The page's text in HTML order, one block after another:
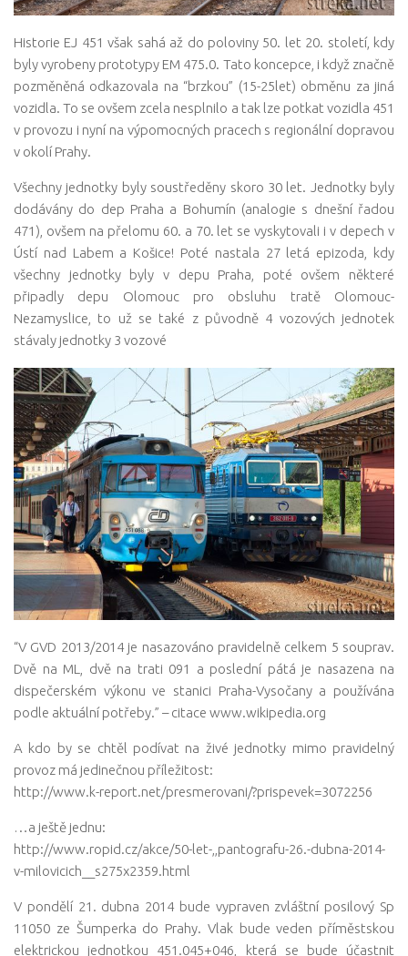
Historie EJ 451 však sahá až do poloviny 50. let 20. století, kdy
byly vyrobeny prototypy EM 475.0. Tato koncepce, i když značně
pozměněná odkazovala na “brzkou” (15-25let) obměnu za jiná
vozidla. To se ovšem zcela nesplnilo a tak lze potkat vozidla 451
v provozu i nyní na výpomocných pracech s regionální dopravou
v okolí Prahy.
Všechny jednotky byly soustředěny skoro 30 let. Jednotky byly
dodávány do dep Praha a Bohumín (analogie s dnešní řadou
471), ovšem na přelomu 60. a 70. let se vyskytovali i v depech v
Ústí nad Labem a Košice! Poté nastala 27 letá epizoda, kdy
všechny jednotky byly v depu Praha, poté ovšem některé
připadly depu Olomouc pro obsluhu tratě Olomouc-
Nezamyslice, to už se také z původně 4 vozových jednotek
stávaly jednotky 3 vozové
“V GVD 2013/2014 je nasazováno pravidelně celkem 5 souprav.
Dvě na ML, dvě na trati 091 a poslední pátá je nasazena na
dispečerském výkonu ve stanici Praha-Vysočany a používána
podle aktuální potřeby.” – citace www.wikipedia.org
A kdo by se chtěl podívat na živé jednotky mimo pravidelný
provoz má jedinečnou příležitost:
http://www.k-report.net/presmerovani/?prispevek=3072256
…a ještě jednu:
http://www.ropid.cz/akce/50-let-,,pantografu-26.-dubna-2014-
v-milovicich__s275x2359.html
V pondělí 21. dubna 2014 bude vypraven zvláštní posilový Sp
11050 ze Šumperka do Prahy. Vlak bude veden příměstskou
elektrickou jednotkou 451.045+046, která se bude účastnit